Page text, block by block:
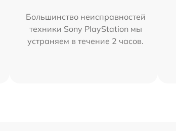
Большинство неисправностей
техники Sony PlayStation мы
устраняем в течение 2 часов.